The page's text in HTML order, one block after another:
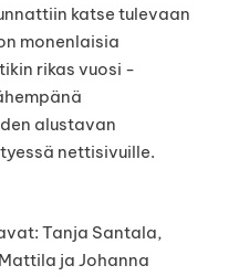
katse tulevaan
monenlaisia
rikas vuosi -
alustavan
nettisivuille.
Tanja Santala,
ja Johanna